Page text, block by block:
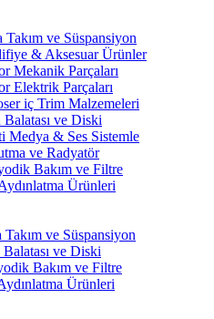
ve Süspansiyon
& Aksesuar Ürünler
Mekanik Parçaları
Elektrik Parçaları
iç Trim Malzemeleri
ve Diski
Medya & Ses Sistemle
ve Radyatör
Bakım ve Filtre
Ürünleri
ve Süspansiyon
ve Diski
Bakım ve Filtre
Ürünleri